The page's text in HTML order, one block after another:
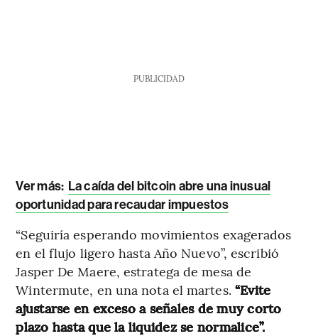
PUBLICIDAD
Ver más: La caída del bitcoin abre una inusual
oportunidad para recaudar impuestos
“Seguiría esperando movimientos exagerados
en el flujo ligero hasta Año Nuevo”, escribió
Jasper De Maere, estratega de mesa de
Wintermute, en una nota el martes. “Evite
ajustarse en exceso a señales de muy corto
plazo hasta que la liquidez se normalice”.